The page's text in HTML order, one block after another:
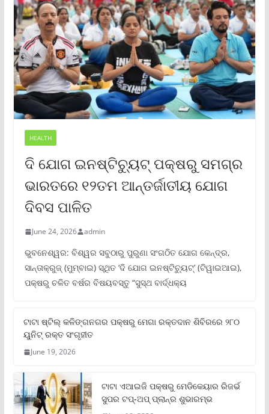
HEALTH
ଦି ଯୋଗ ଇନଷ୍ଟିଚ୍ୟୁଟ୍ ପକ୍ଷରୁ ସମଗ୍ର
ଭାରତରେ ୧୨ତମ ଆନ୍ତର୍ଜାତୀୟ ଯୋଗ
ଦିବସ ପାଳିତ
June 24, 2026 admin
ଭୁବନେଶ୍ୱର: ବିଶ୍ୱର ସବୁଠାରୁ ପୁରୁଣା ସଂଗଠିତ ଯୋଗ କେନ୍ଦ୍ର,
ସାନ୍ତାକ୍ରୁଜ୍ (ମୁମ୍ବାଇ) ସ୍ଥିତ ‘ଦି ଯୋଗ ଇନଷ୍ଟିଚ୍ୟୁଟ୍‌’ (ଟିୱାଇଆଇ),
ପକ୍ଷରୁ ଚଳିତ ବର୍ଷର ବିଷୟବସ୍ତୁ “ସୁସ୍ଥ ବାର୍ଦ୍ଧକ୍ୟ
ଟାଟା ଷ୍ଟିଲ୍‌ କଳିଙ୍ଗନଗର ପକ୍ଷରୁ ମେଗା ରକ୍ତଦାନ ଶିବିରରେ ୨୮୦
ୟୁନିଟ୍‌ ରକ୍ତ ସଂଗୃହୀତ
June 19, 2026
ଟାଟା ଏଆଇଜି ପକ୍ଷରୁ ମେଡିକେୟାର ରିଜର୍ଭ
ସୁପର ଟପ୍‌-ଅପ୍ ପ୍ଲାନ୍‌ର ଶୁଭାରମ୍ଭ